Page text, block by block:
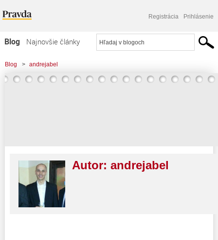
Registrácia Prihlásenie
Blog
Najnovšie články
Najčítanejšie články
Najkomentovanejšie články
Blog > andrejabel
Autor: andrejabel